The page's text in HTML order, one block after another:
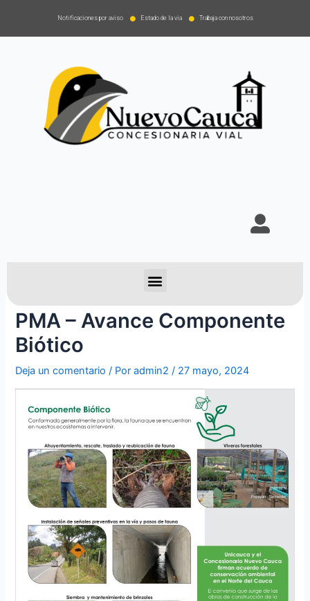
Notificaciones por aviso Estado de la via Trabaja con nosotros
PMA – Avance Componente
Biótico
Deja un comentario / Poradmin2 / 27 mayo, 2024